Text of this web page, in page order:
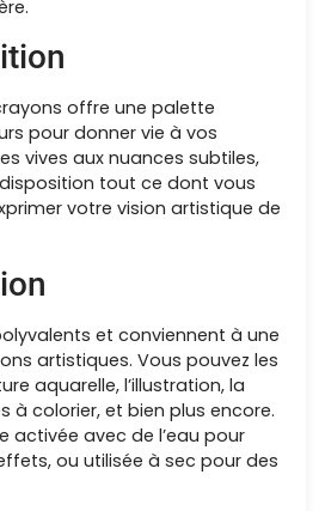
offre une palette
pour donner vie à vos
vives aux nuances subtiles,
tout ce dont vous
votre vision artistique de
et conviennent à une
artistiques. Vous pouvez les
aquarelle, l’illustration, la
à colorier, et bien plus encore.
activée avec de l’eau pour
ou utilisée à sec pour des